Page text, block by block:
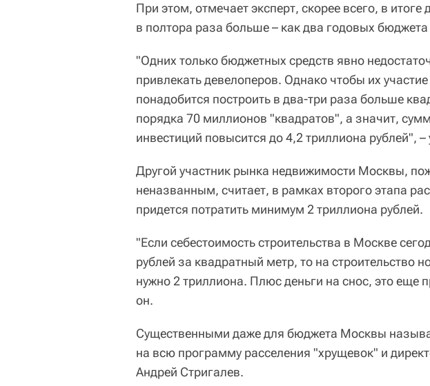
При этом, отмечает эксперт, скорее всего, в итоге
в полтора раза больше – как два годовых
"Одних только бюджетных средств явно
привлекать девелоперов. Однако чтобы их
понадобится построить в два-три раза больше
порядка 70 миллионов "квадратов", а значит,
инвестиций повысится до 4,2 триллиона рублей",
Другой участник рынка недвижимости Москвы,
неназванным, считает, в рамках второго этапа
придется потратить минимум 2 триллиона рублей.
"Если себестоимость строительства в Москве
рублей за квадратный метр, то на строительство
нужно 2 триллиона. Плюс деньги на снос, это еще
он.
Существенными даже для бюджета Москвы
на всю программу расселения "хрущевок" и
Андрей Стригалев.